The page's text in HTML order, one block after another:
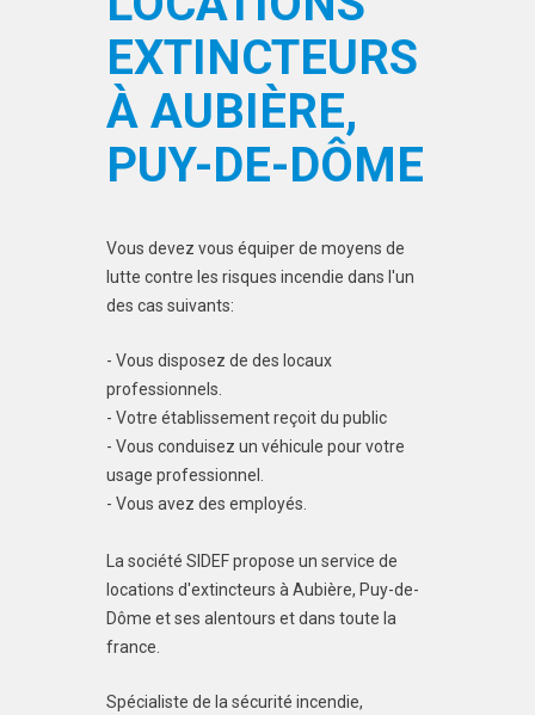
EXTINCTEURS
À AUBIÈRE,
PUY-DE-DÔME
Vous devez vous équiper de moyens de
lutte contre les risques incendie dans l'un
des cas suivants:
- Vous disposez de des locaux
professionnels.
- Votre établissement reçoit du public
- Vous conduisez un véhicule pour votre
usage professionnel.
- Vous avez des employés.
La société SIDEF propose un service de
locations d'extincteurs à Aubière, Puy-de-
Dôme et ses alentours et dans toute la
france.
Spécialiste de la sécurité incendie,